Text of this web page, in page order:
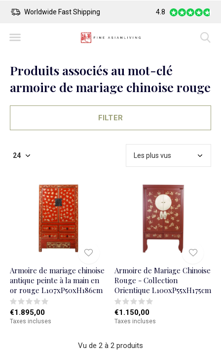
Worldwide Fast Shipping Safe Payment
4.8
Produits associés au mot-clé
armoire de mariage chinoise rouge
FILTER
Armoire de mariage chinoise
antique peinte à la main en
or rouge L107xP50xH186cm
€1.895,00
Taxes incluses
Armoire de Mariage Chinoise
Rouge - Collection
Orientique L100xP55xH175cm
€1.150,00
Taxes incluses
Vu de 2 à 2 produits